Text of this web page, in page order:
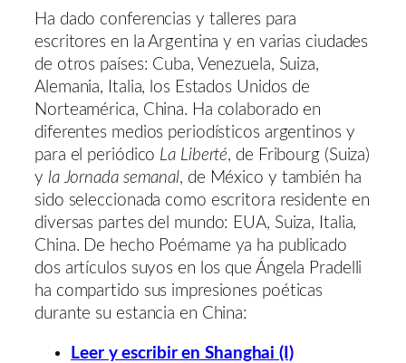
Ha dado conferencias y talleres para
escritores en la Argentina y en varias ciudades
de otros países: Cuba, Venezuela, Suiza,
Alemania, Italia, los Estados Unidos de
Norteamérica, China. Ha colaborado en
diferentes medios periodísticos argentinos y
para el periódico La Liberté, de Fribourg (Suiza)
y la Jornada semanal, de México y también ha
sido seleccionada como escritora residente en
diversas partes del mundo: EUA, Suiza, Italia,
China. De hecho Poémame ya ha publicado
dos artículos suyos en los que Ángela Pradelli
ha compartido sus impresiones poéticas
durante su estancia en China:
Leer y escribir en Shanghai (I)